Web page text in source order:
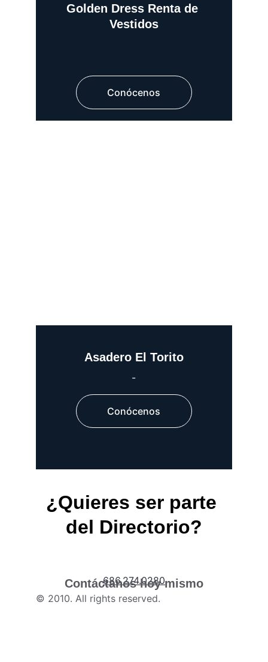
Golden Dress Renta de
Vestidos
Asadero El Torito
-
Conócenos
Conócenos
¿Quieres ser parte
del Directorio?
686.274.0280
Contáctanos hoy mismo
© 2010. All rights reserved.